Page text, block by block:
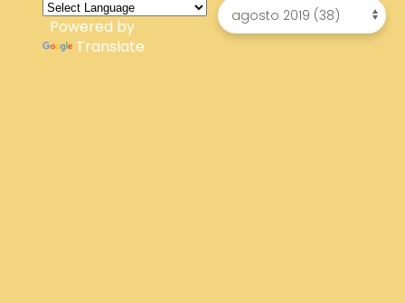
Powered by
Translate